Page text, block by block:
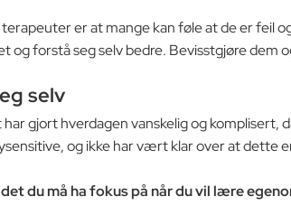
er at mange kan føle at de er feil
og forstå seg selv bedre. Bevisstgjøre
selv
gjort hverdagen vanskelig og
og ikke har vært klar over at dette
det du må ha fokus på når du vil lære